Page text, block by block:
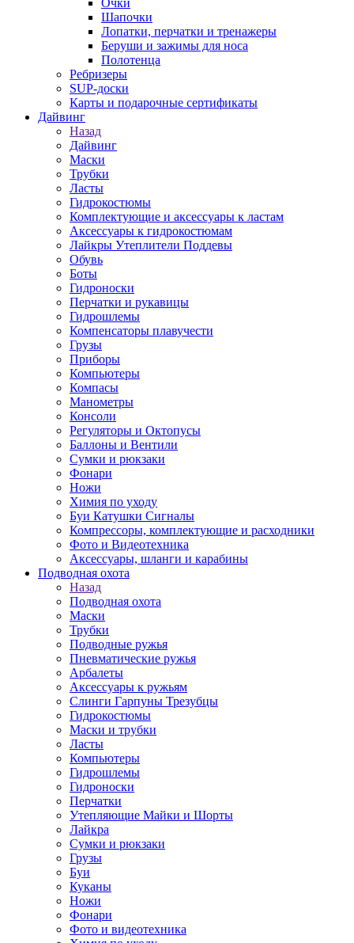
Очки
Шапочки
Лопатки, перчатки и тренажеры
Беруши и зажимы для носа
Полотенца
Ребризеры
SUP-доски
Карты и подарочные сертификаты
Дайвинг
Назад
Дайвинг
Маски
Трубки
Ласты
Гидрокостюмы
Комплектующие и аксессуары к ластам
Аксессуары к гидрокостюмам
Лайкры Утеплители Поддевы
Обувь
Боты
Гидроноски
Перчатки и рукавицы
Гидрошлемы
Компенсаторы плавучести
Грузы
Приборы
Компьютеры
Компасы
Манометры
Консоли
Регуляторы и Октопусы
Баллоны и Вентили
Сумки и рюкзаки
Фонари
Ножи
Химия по уходу
Буи Катушки Сигналы
Компрессоры, комплектующие и расходники
Фото и Видеотехника
Аксессуары, шланги и карабины
Подводная охота
Назад
Подводная охота
Маски
Трубки
Подводные ружья
Пневматические ружья
Арбалеты
Аксессуары к ружьям
Слинги Гарпуны Трезубцы
Гидрокостюмы
Маски и трубки
Ласты
Компьютеры
Гидрошлемы
Гидроноски
Перчатки
Утепляющие Майки и Шорты
Лайкра
Сумки и рюкзаки
Грузы
Буи
Куканы
Ножи
Фонари
Фото и видеотехника